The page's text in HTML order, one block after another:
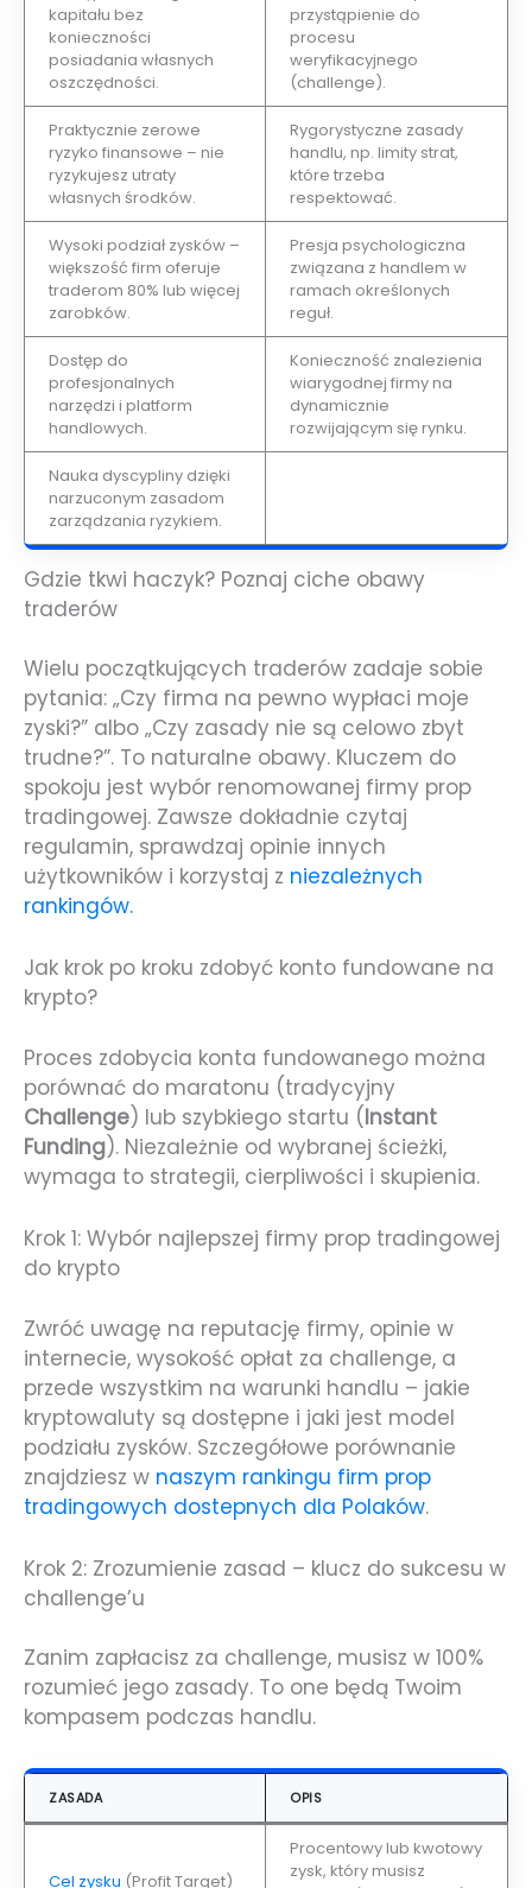
kapitału bez
konieczności
posiadania własnych
oszczędności.
przystąpienie do
procesu
weryfikacyjnego
(challenge).
Praktycznie zerowe
ryzyko finansowe – nie
ryzykujesz utraty
własnych środków.
Rygorystyczne zasady
handlu, np. limity strat,
które trzeba
respektować.
Wysoki podział zysków –
większość firm oferuje
traderom 80% lub więcej
zarobków.
Presja psychologiczna
związana z handlem w
ramach określonych
reguł.
Dostęp do
profesjonalnych
narzędzi i platform
handlowych.
Konieczność znalezienia
wiarygodnej firmy na
dynamicznie
rozwijającym się rynku.
Nauka dyscypliny dzięki
narzuconym zasadom
zarządzania ryzykiem.
Gdzie tkwi haczyk? Poznaj ciche obawy
traderów
Wielu początkujących traderów zadaje sobie
pytania: „Czy firma na pewno wypłaci moje
zyski?” albo „Czy zasady nie są celowo zbyt
trudne?”. To naturalne obawy. Kluczem do
spokoju jest wybór renomowanej firmy prop
tradingowej. Zawsze dokładnie czytaj
regulamin, sprawdzaj opinie innych
użytkowników i korzystaj z niezależnych
rankingów.
Jak krok po kroku zdobyć konto fundowane na
krypto?
Proces zdobycia konta fundowanego można
porównać do maratonu (tradycyjny
Challenge) lub szybkiego startu (Instant
Funding). Niezależnie od wybranej ścieżki,
wymaga to strategii, cierpliwości i skupienia.
Krok 1: Wybór najlepszej firmy prop tradingowej
do krypto
Zwróć uwagę na reputację firmy, opinie w
internecie, wysokość opłat za challenge, a
przede wszystkim na warunki handlu – jakie
kryptowaluty są dostępne i jaki jest model
podziału zysków. Szczegółowe porównanie
znajdziesz w naszym rankingu firm prop
tradingowych dostepnych dla Polaków.
Krok 2: Zrozumienie zasad – klucz do sukcesu w
challenge’u
Zanim zapłacisz za challenge, musisz w 100%
rozumieć jego zasady. To one będą Twoim
kompasem podczas handlu.
ZASADA OPIS
Cel zysku (Profit Target)
Procentowy lub kwotowy
zysk, który musisz